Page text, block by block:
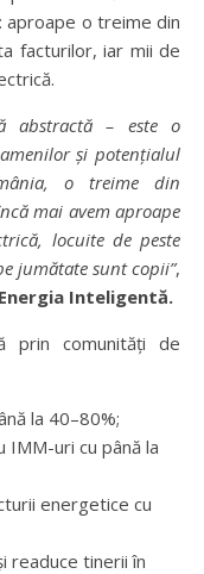
aproape o treime din
facturilor, iar mii de
abstractă – este o
și potențialul
ânia, o treime din
ncă mai avem aproape
ă, locuite de peste
jumătate sunt copii”,
Inteligentă.
prin comunități de
la 40–80%;
uri cu până la
energetice cu
readuce tinerii în